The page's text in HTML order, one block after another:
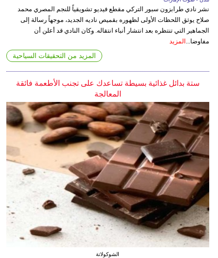
نشر نادي طرابزون سبور التركي مقطع فيديو تشويقياً للنجم المصري محمد
صلاح يوثق اللحظات الأولى لظهوره بقميص ناديه الجديد، موجهاً رسالة إلى
الجماهير التي تنتظره بعد انتشار أنباء انتقاله. وكان النادي قد أعلن أن
مفاوضا... المزيد
المزيد من التحقيقات السياحية
ستة بدائل غذائية بسيطة تساعدك على تجنب الأطعمة فائقة
المعالجة
الشوكولاتة